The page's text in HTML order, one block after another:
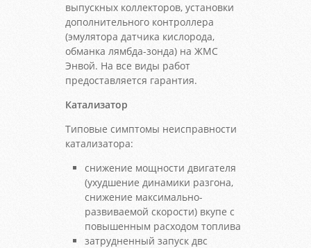
выпускных коллекторов, установки
дополнительного контроллера
(эмулятора датчика кислорода,
обманка лямбда-зонда) на ЖМС
Энвой. На все виды работ
предоставляется гарантия.
Катализатор
Типовые симптомы неисправности
катализатора:
снижение мощности двигателя
(ухудшение динамики разгона,
снижение максимально-
развиваемой скорости) вкупе с
повышенным расходом топлива
затрудненный запуск двс